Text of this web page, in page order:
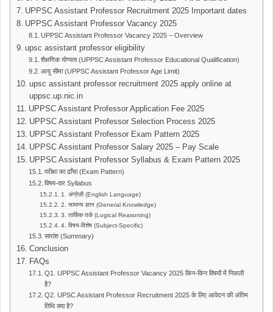
UPPSC Assistant Professor Recruitment 2025 Important dates
UPPSC Assistant Professor Vacancy 2025
UPPSC Assistant Professor Vacancy 2025 – Overview
upsc assistant professor eligibility
शैक्षणिक योग्यता (UPPSC Assistant Professor Educational Qualification)
आयु सीमा (UPPSC Assistant Professor Age Limit)
upsc assistant professor recruitment 2025 apply online at
uppsc.up.nic.in
UPPSC Assistant Professor Application Fee 2025
UPPSC Assistant Professor Selection Process 2025
UPPSC Assistant Professor Exam Pattern 2025
UPPSC Assistant Professor Salary 2025 – Pay Scale
UPPSC Assistant Professor Syllabus & Exam Pattern 2025
परीक्षा का ढाँचा (Exam Pattern)
विषय-वार Syllabus
1. अंग्रेज़ी (English Language)
2. सामान्य ज्ञान (General Knowledge)
3. तार्किक तर्क (Logical Reasoning)
4. विषय-विशेष (Subject-Specific)
सारांश (Summary)
Conclusion
FAQs
Q1. UPPSC Assistant Professor Vacancy 2025 किन-किन विषयों में निकली
है?
Q2. UPSC Assistant Professor Recruitment 2025 के लिए आवेदन की अंतिम
तिथि क्या है?